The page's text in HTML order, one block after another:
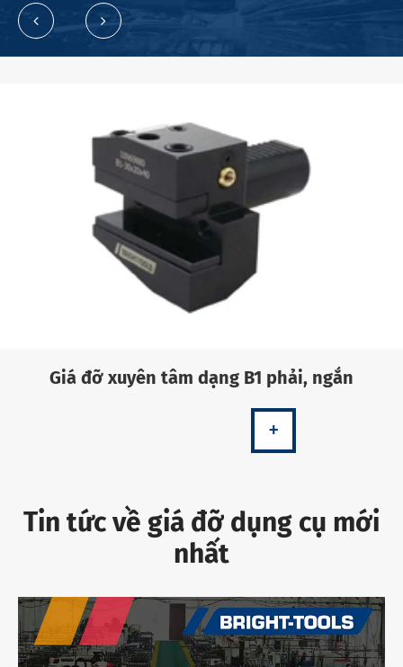
Giá đỡ xuyên tâm dạng B1 phải, ngắn
+
Tin tức về giá đỡ dụng cụ mới
nhất